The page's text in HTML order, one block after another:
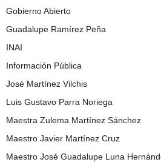
Gobierno Abierto
Guadalupe Ramírez Peña
INAI
Información Pública
José Martínez Vilchis
Luis Gustavo Parra Noriega
Maestra Zulema Martínez Sánchez
Maestro Javier Martínez Cruz
Maestro José Guadalupe Luna